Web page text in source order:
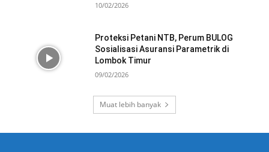
10/02/2026
Proteksi Petani NTB, Perum BULOG
Sosialisasi Asuransi Parametrik di
Lombok Timur
09/02/2026
Muat lebih banyak